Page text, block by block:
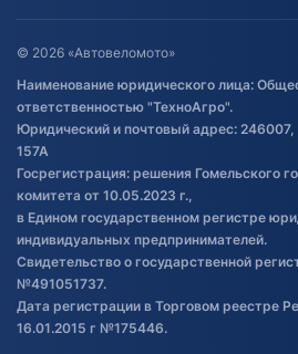
Оставить отзыв
Договор публичной оферты
Обработка файлов cookie
Постановка транспорта на учет
Обновления в ЭПТС 2024
© 2026 «Автовеломото»
Наименование юридического лица:
ответственностью "ТехноАгро".
Юридический и почтовый адрес: 246007,
157А
Госрегистрация: решения Гомельского
комитета от 10.05.2023 г.,
в Едином государственном регистре
индивидуальных предпринимателей.
Свидетельство о государственной
№491051737.
Дата регистрации в Торговом реестре
16.01.2015 г №175446.